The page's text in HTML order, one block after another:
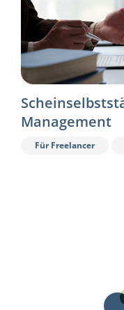
Management
Für Freelancer